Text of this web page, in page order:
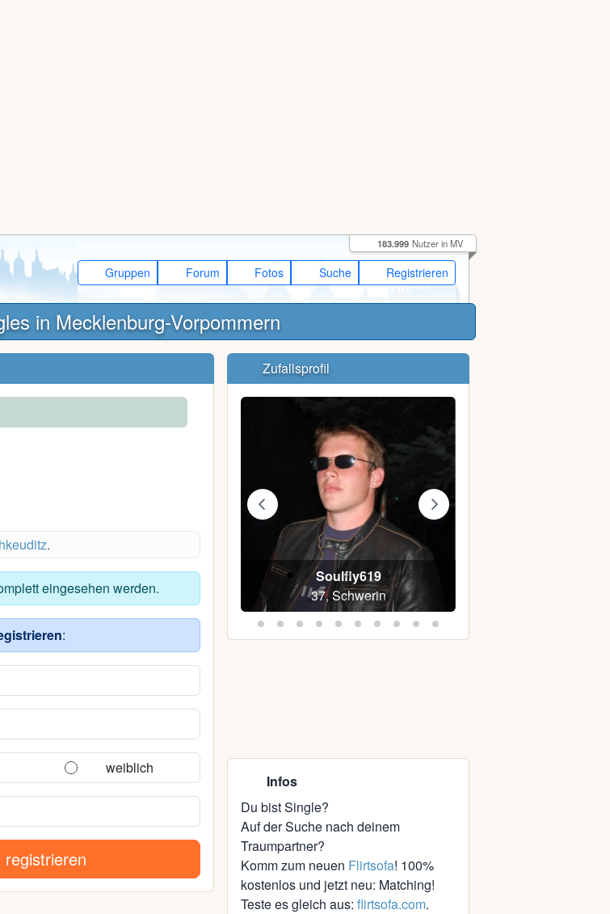
Gruppen Forum Fotos Suche Registrieren
183.999 Nutzer in MV
in Mecklenburg-Vorpommern
.
eingesehen werden.
:
weiblich
Zufallsprofil
Soulfly619
37, Schwerin
Dennis R.
46, Schwerin
Infos
Du bist Single?
Auf der Suche nach deinem
Traumpartner?
Komm zum neuen Flirtsofa! 100%
kostenlos und jetzt neu: Matching!
Teste es gleich aus: flirtsofa.com.